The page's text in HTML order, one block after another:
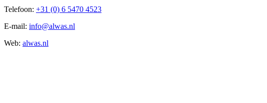
Telefoon: +31 (0) 6 5470 4523
E-mail: info@alwas.nl
Web: alwas.nl